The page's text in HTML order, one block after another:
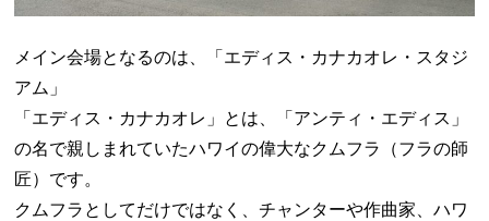
メイン会場となるのは、「エディス・カナカオレ・スタジ
アム」
「エディス・カナカオレ」とは、「アンティ・エディス」
の名で親しまれていたハワイの偉大なクムフラ（フラの師
匠）です。
クムフラとしてだけではなく、チャンターや作曲家、ハワ